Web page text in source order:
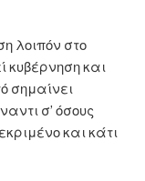
λοιπόν στο
κυβέρνηση και
σημαίνει
σ’ όσους
και κάτι